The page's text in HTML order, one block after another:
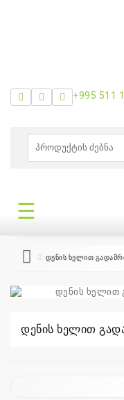
|
თვის
+995
110
+995 511
☰
დენის ხელით
დენის ხელით